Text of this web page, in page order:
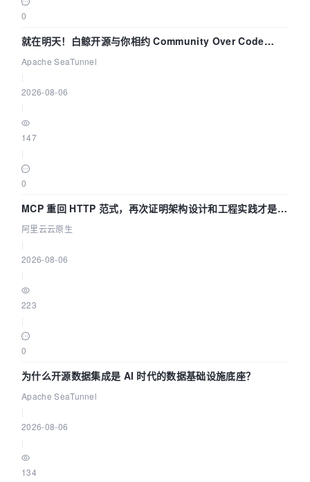
0
就在明天！白鲸开源与你相约 Community Over Code
Asia 2026 主题演讲！
Apache SeaTunnel
2026-08-06
147
0
MCP 重回 HTTP 范式，再次证明架构设计和工程实践才是稀
缺资源
阿里云云原生
2026-08-06
223
0
为什么开源数据集成是 AI 时代的数据基础设施底座？
Apache SeaTunnel
2026-08-06
134